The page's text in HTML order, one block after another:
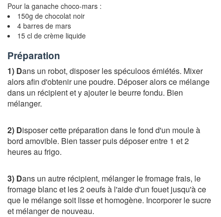
Pour la ganache choco-mars :
150g de chocolat noir
4 barres de mars
15 cl de crème liquide
Préparation
1) Dans un robot, disposer les spéculoos émiétés. Mixer
alors afin d'obtenir une poudre. Déposer alors ce mélange
dans un récipient et y ajouter le beurre fondu. Bien
mélanger.
2) Disposer cette préparation dans le fond d'un moule à
bord amovible. Bien tasser puis déposer entre 1 et 2
heures au frigo.
3) Dans un autre récipient, mélanger le fromage frais, le
fromage blanc et les 2 oeufs à l'aide d'un fouet jusqu'à ce
que le mélange soit lisse et homogène. Incorporer le sucre
et mélanger de nouveau.